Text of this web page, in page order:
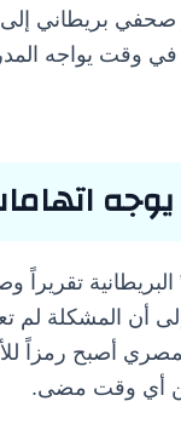
بريطاني
في وقت يواجه
يوجه
تقريراً
إلى أن المشكلة
أصبح رمزاً
من أي وقت مضى.